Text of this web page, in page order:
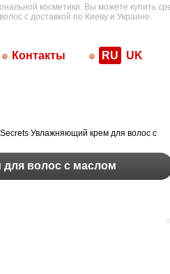
косметики. Вы можете купить
с доставкой по Киеву и Украине.
Контакты RU UK
Увлажняющий крем для волос с
волос с маслом